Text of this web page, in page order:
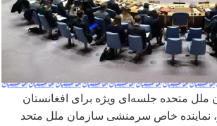
ملل متحده جلسه ای ویژه برای افغانستان
نماینده خاص سرمنشی سازمان ملل متحد